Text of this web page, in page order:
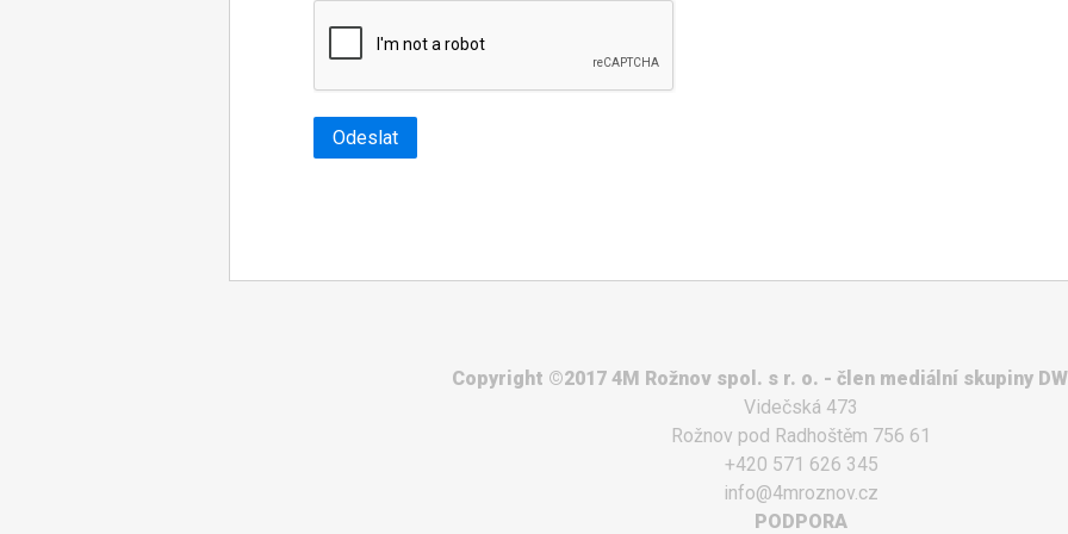
Odeslat
Copyright ©2017 4M Rožnov spol. s r. o. - člen mediální skupiny
Videčská 473
Rožnov pod Radhoštěm 756 61
+420 571 626 345
info@4mroznov.cz
PODPORA